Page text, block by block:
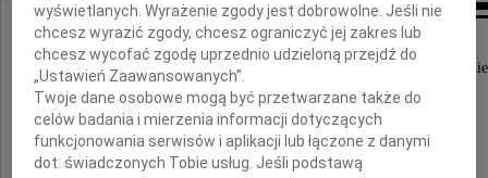
Z ogromnym żalem przyjęliśmy wiadomość o
Red. Joanny Bar
wyświetlanych. Wyrażenie zgody jest dobrowolne. Jeśli nie
chcesz wyrazić zgody, chcesz ograniczyć jej zakres lub
chcesz wycofać zgodę uprzednio udzieloną przejdź do
„Ustawień Zaawansowanych”.
Twoje dane osobowe mogą być przetwarzane także do
celów badania i mierzenia informacji dotyczących
funkcjonowania serwisów i aplikacji lub łączone z danymi
dot. świadczonych Tobie usług. Jeśli podstawą